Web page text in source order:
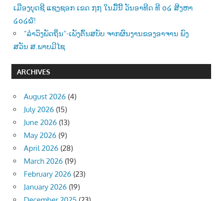
ເມືອງບຸດຊີ ແຊງຊອກ ເຂດ ໗໗ ໃນມື້ນີ້ ວັນອາທີດ ທີ ໐໒ ສີງຫາ
໒໐໒໖!
“ລຳວົງພັດຖິ່ນ“-ເພັງຕົ້ນສບັບ ຈາກຜົນງານຂອງອາຈານ ພົງ
ສວັນ ສ.ພາບມີໄຊ
ARCHIVES
August 2026 (4)
July 2026 (15)
June 2026 (13)
May 2026 (9)
April 2026 (28)
March 2026 (19)
February 2026 (23)
January 2026 (19)